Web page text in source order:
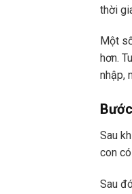
thời
Một
hơn.
nhập,
Sau
con
Sau